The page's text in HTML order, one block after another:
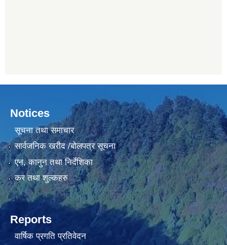
Notices
सूचना तथा समाचार
सार्वजनिक खरीद /बोलपत्र सूचना
एन, कानुन तथा निर्देशिका
कर तथा शुल्कहरु
Reports
वार्षिक प्रगति प्रतिवेदन